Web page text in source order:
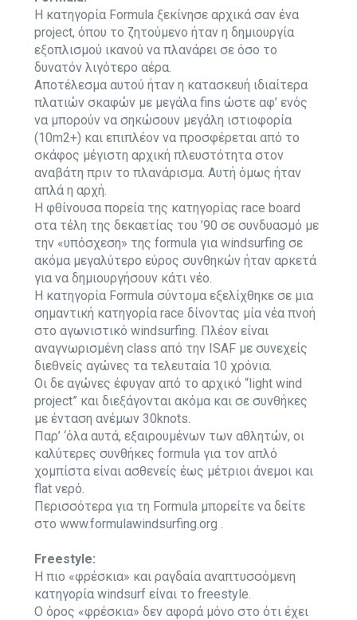
Η κατηγορία Formula ξεκίνησε αρχικά σαν ένα
project, όπου το ζητούμενο ήταν η δημιουργία
εξοπλισμού ικανού να πλανάρει σε όσο το
δυνατόν λιγότερο αέρα.
Αποτέλεσμα αυτού ήταν η κατασκευή ιδιαίτερα
πλατιών σκαφών με μεγάλα fins ώστε αφ’ ενός
να μπορούν να σηκώσουν μεγάλη ιστιοφορία
(10m2+) και επιπλέον να προσφέρεται από το
σκάφος μέγιστη αρχική πλευστότητα στον
αναβάτη πριν το πλανάρισμα. Αυτή όμως ήταν
απλά η αρχή.
H φθίνουσα πορεία της κατηγορίας race board
στα τέλη της δεκαετίας του ’90 σε συνδυασμό με
την «υπόσχεση» της formula για windsurfing σε
ακόμα μεγαλύτερο εύρος συνθηκών ήταν αρκετά
για να δημιουργήσουν κάτι νέο.
Η κατηγορία Formula σύντομα εξελίχθηκε σε μια
σημαντική κατηγορία race δίνοντας μία νέα πνοή
στο αγωνιστικό windsurfing. Πλέον είναι
αναγνωρισμένη class από την ISAF με συνεχείς
διεθνείς αγώνες τα τελευταία 10 χρόνια.
Οι δε αγώνες έφυγαν από το αρχικό “light wind
project” και διεξάγονται ακόμα και σε συνθήκες
με ένταση ανέμων 30knots.
Παρ’ ‘όλα αυτά, εξαιρουμένων των αθλητών, οι
καλύτερες συνθήκες formula για τον απλό
χομπίστα είναι ασθενείς έως μέτριοι άνεμοι και
flat νερό.
Περισσότερα για τη Formula μπορείτε να δείτε
στο www.formulawindsurfing.org
Freestyle:
Η πιο «φρέσκια» και ραγδαία αναπτυσσόμενη
κατηγορία windsurf είναι το freestyle.
O όρος «φρέσκια» δεν αφορά μόνο στο ότι έχει